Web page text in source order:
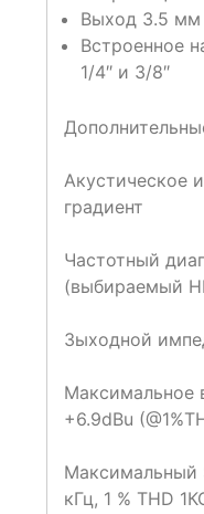
Выход 3.5 мм
Встроенное
1/4″ и 3/8″
Акустическое
градиент
Частотный
(выбираемый
Зыходной
Максимальное
+6.9dBu
Максимальный
кГц, 1 % THD